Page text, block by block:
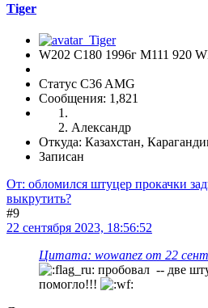
Tiger
W202 C180 1996г М111 920
Статус C36 AMG
Сообщения: 1,821
Александр
Откуда: Казахстан,
Записан
От: обломился штуцер прокачки
выкрутить?
#9
22 сентября 2023, 18:56:52
Цитата: wowanez от 22
пробовал -- две
помогло!!!